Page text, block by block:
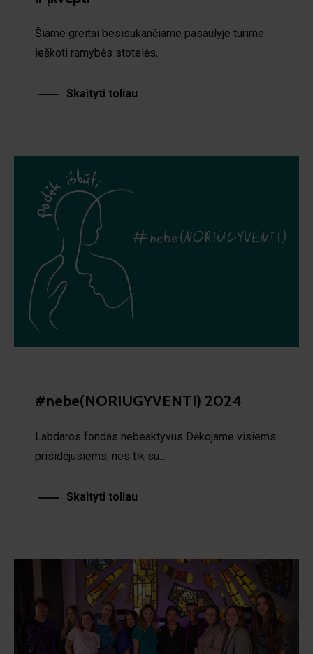
Šiame greitai besisukančiame pasaulyje turime
ieškoti ramybės stotelės,...
Skaityti toliau
#nebe(NORIUGYVENTI) 2024
Labdaros fondas nebeaktyvus Dėkojame visiems
prisidėjusiems, nes tik su...
Skaityti toliau